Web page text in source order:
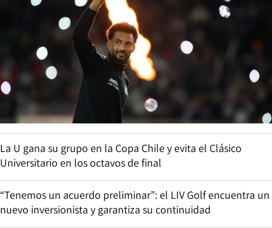
La U gana su grupo en la Copa Chile y evita el Clásico
Universitario en los octavos de final
“Tenemos un acuerdo preliminar”: el LIV Golf encuentra un
nuevo inversionista y garantiza su continuidad